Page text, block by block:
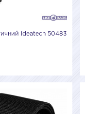
ideatech 50483